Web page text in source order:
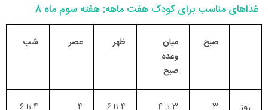
غذاهای مناسب برای کودک هفت ماهه: هفته سوم ماه 8
صبح
میان
وعده
صبح
ظهر عصر شب